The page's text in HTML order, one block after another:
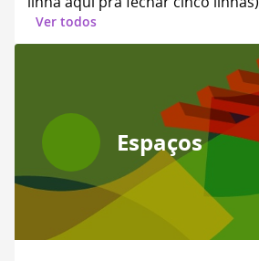
Ver todos
Espaços